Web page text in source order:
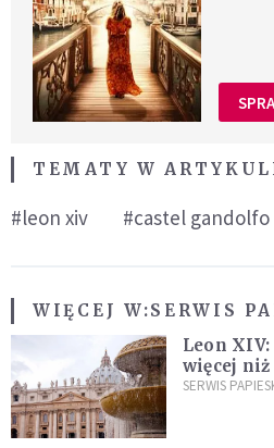
TEMATY W
#leon xiv #castel gandolfo
WIĘCEJ W:SERWIS
Leon
więcej
ją na
SERWIS